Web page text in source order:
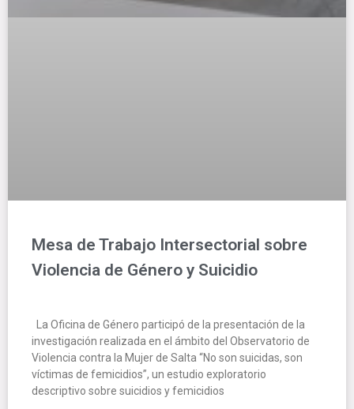
Mesa de Trabajo Intersectorial sobre
Violencia de Género y Suicidio
La Oficina de Género participó de la presentación de la
investigación realizada en el ámbito del Observatorio de
Violencia contra la Mujer de Salta “No son suicidas, son
víctimas de femicidios”, un estudio exploratorio
descriptivo sobre suicidios y femicidios